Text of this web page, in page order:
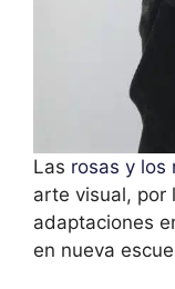
Las rosas y los
arte visual, por
adaptaciones
en nueva